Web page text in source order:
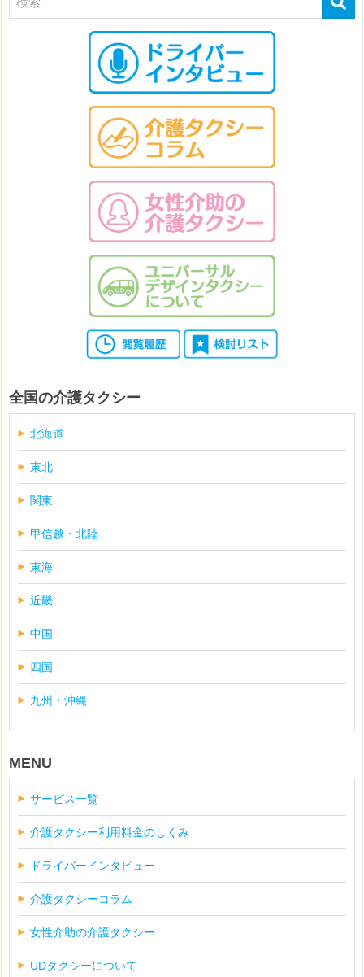
全国の介護タクシー
北海道
東北
関東
甲信越・北陸
東海
近畿
中国
四国
九州・沖縄
MENU
サービス一覧
介護タクシー利用料金のしくみ
ドライバーインタビュー
介護タクシーコラム
女性介助の介護タクシー
UDタクシーについて